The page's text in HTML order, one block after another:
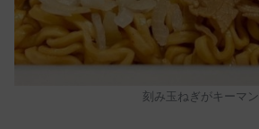
刻み玉ねぎがキーマン